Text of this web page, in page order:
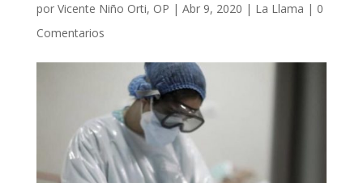
por Vicente Niño Orti, OP | Abr 9, 2020 | La Llama | 0
Comentarios